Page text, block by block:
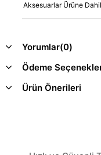
Aksesuarlar Ürüne
Yorumlar(0)
Ödeme
Ürün Önerileri